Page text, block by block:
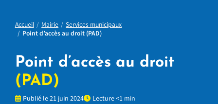
Accueil Mairie
Services municipaux
Point d’accès au droit (PAD)
Point d’accès au droit
(PAD)
Publié le 21 juin 2024 Lecture <1 min